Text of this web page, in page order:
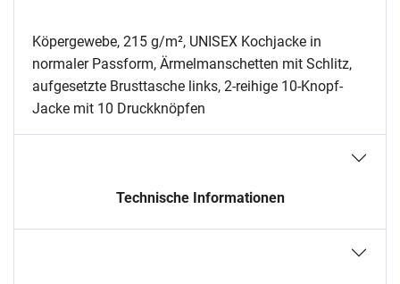
Köpergewebe, 215 g/m², UNISEX Kochjacke in
normaler Passform, Ärmelmanschetten mit Schlitz,
aufgesetzte Brusttasche links, 2-reihige 10-Knopf-
Jacke mit 10 Druckknöpfen
Technische Informationen